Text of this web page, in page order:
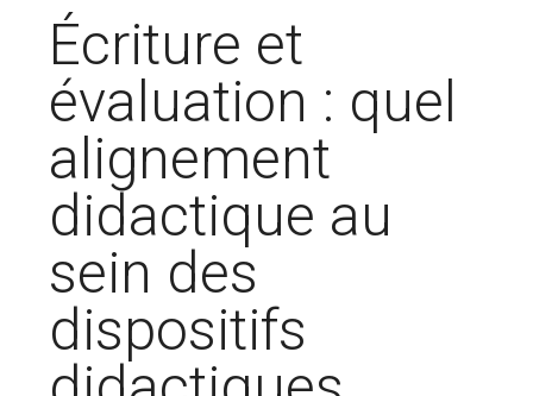
Écriture et
évaluation : quel
alignement
didactique au
sein des
dispositifs